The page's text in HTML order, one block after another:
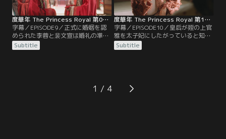
度華年 The Princess Royal 第09話／字幕
字幕／EPISODE9／正式に婚姻を認
められた李蓉と裴文宣は婚礼の準備
に追われていた。李蓉を喜ばせよう
と考えた裴文宣は、介添え役を蘇容
礼に参加するが、そんな李川に蘇容
Subtitle
度華年 The Princess Royal 第10話／字幕
字幕／EPISODE10／皇后が姪の上官
雅を太子妃にしたがっていると知る
李蓉は、雅の考えを聞きに行くこと
にする。雅のことはよく知っている
た李蓉に驚いて博打場を飛び出した
雅は、通りかかった蘇容華とぶつか
Subtitle
1